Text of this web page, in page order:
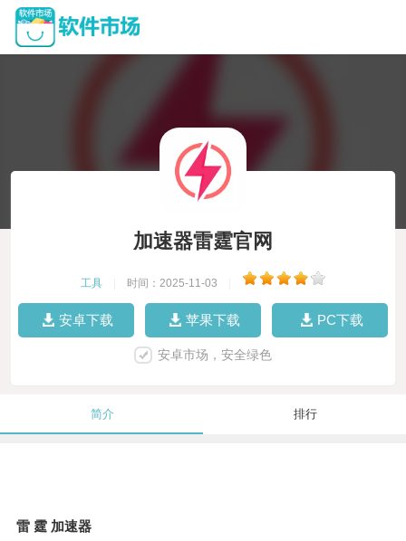
加速器雷霆官网
工具 时间：2025-11-03
安卓下载 苹果下载 PC下载
安卓市场，安全绿色
简介 排行
雷 霆 加速器